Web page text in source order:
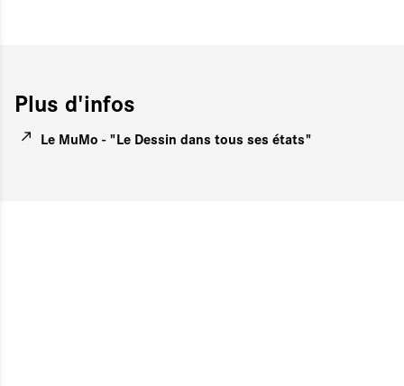
Plus d'infos
Le MuMo - "Le Dessin dans tous ses états"